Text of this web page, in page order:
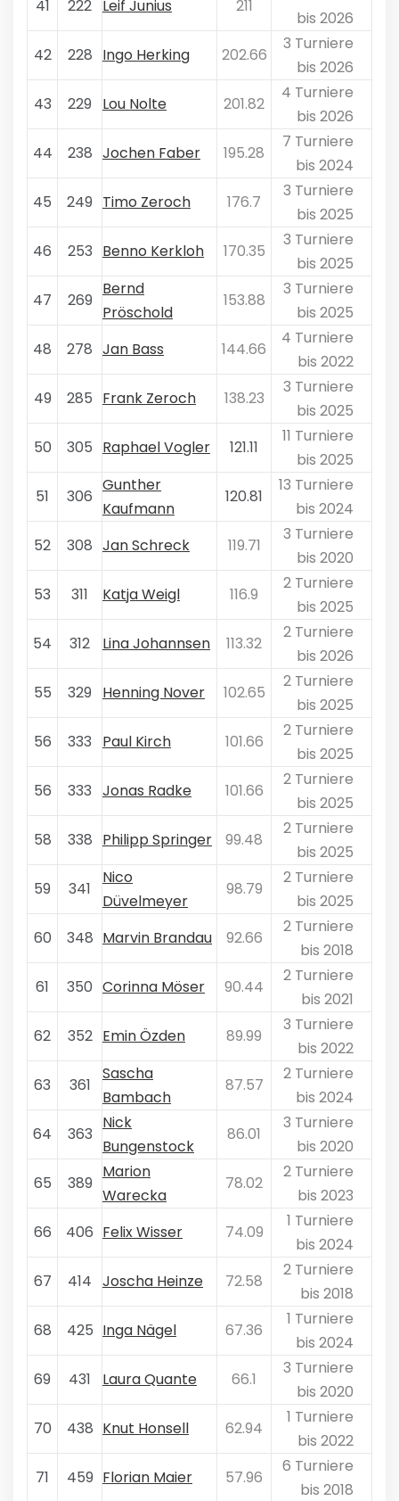
41 222 Leif Junius 211
bis 2026
42
228 Ingo Herking 202.66
3 Turniere
bis 2026
43
229 Lou Nolte 201.82
4 Turniere
bis 2026
44
238 Jochen Faber 195.28
7 Turniere
bis 2024
45
249 Timo Zeroch 176.7
3 Turniere
bis 2025
46
253 Benno Kerkloh 170.35
3 Turniere
bis 2025
47
269
Bernd
Pröschold
153.88
3 Turniere
bis 2025
48
278 Jan Bass 144.66
4 Turniere
bis 2022
49
285 Frank Zeroch 138.23
3 Turniere
bis 2025
50
305 Raphael Vogler 121.11
11 Turniere
bis 2025
51
306
Gunther
Kaufmann
120.81
13 Turniere
bis 2024
52
308 Jan Schreck 119.71
3 Turniere
bis 2020
53
311 Katja Weigl 116.9
2 Turniere
bis 2025
54
312 Lina Johannsen 113.32
2 Turniere
bis 2026
55
329 Henning Nover 102.65
2 Turniere
bis 2025
56
333 Paul Kirch 101.66
2 Turniere
bis 2025
56
333 Jonas Radke 101.66
2 Turniere
bis 2025
58
338 Philipp Springer 99.48
2 Turniere
bis 2025
59
341
Nico
Düvelmeyer
98.79
2 Turniere
bis 2025
60
348 Marvin Brandau 92.66
2 Turniere
bis 2018
61
350 Corinna Möser 90.44
2 Turniere
bis 2021
62
352 Emin Özden 89.99
3 Turniere
bis 2022
63
361
Sascha
Bambach
87.57
2 Turniere
bis 2024
64
363
Nick
Bungenstock
86.01
3 Turniere
bis 2020
65
389
Marion
Warecka
78.02
2 Turniere
bis 2023
66
406 Felix Wisser 74.09
1 Turniere
bis 2024
67
414 Joscha Heinze 72.58
2 Turniere
bis 2018
68
425 Inga Nägel 67.36
1 Turniere
bis 2024
69
431 Laura Quante 66.1
3 Turniere
bis 2020
70
438 Knut Honsell 62.94
1 Turniere
bis 2022
71
459 Florian Maier 57.96
6 Turniere
bis 2018